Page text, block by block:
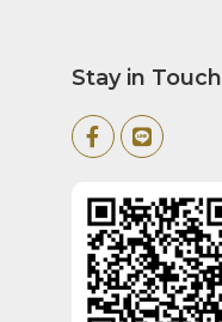
Stay in Touch